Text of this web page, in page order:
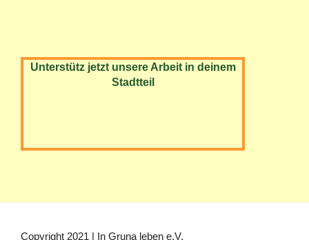
Unterstütz jetzt unsere Arbeit in deinem
Stadtteil
Copyright 2021 | In Gruna leben e.V.